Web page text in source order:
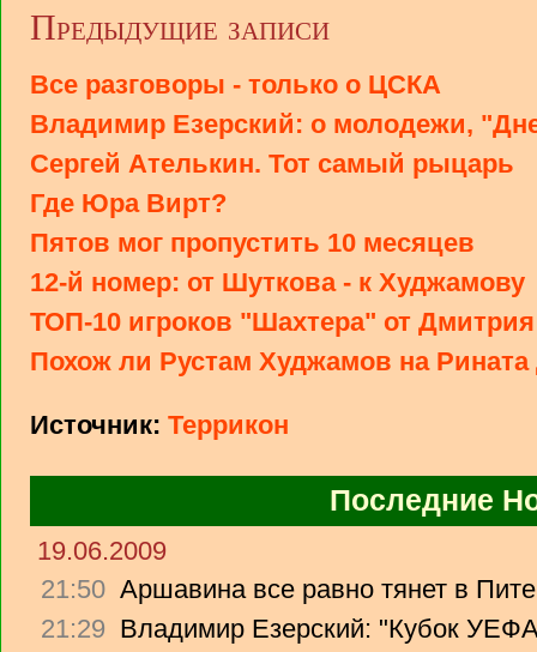
Предыдущие записи
Все разговоры - только о ЦСКА
Владимир Езерский: о молодежи,
Сергей Ателькин. Тот самый рыцарь
Где Юра Вирт?
Пятов мог пропустить 10 месяцев
12-й номер: от Шуткова - к Худжамову
ТОП-10 игроков "Шахтера" от
Похож ли Рустам Худжамов на Рината
Источник: Террикон
Последние
19.06.2009
21:50 Аршавина все равно тянет в
21:29 Владимир Езерский: "Кубок